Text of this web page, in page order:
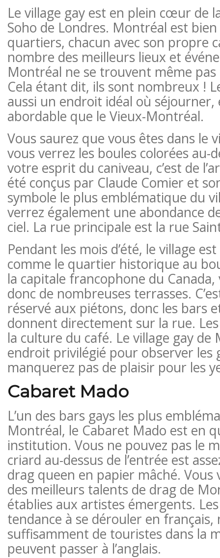
Le village gay est en plein cœur de
Soho de Londres. Montréal est
quartiers, chacun avec son propre
nombre des meilleurs lieux et
Montréal ne se trouvent même pas
Cela étant dit, ils sont nombreux !
aussi un endroit idéal où séjourner,
abordable que le Vieux-Montréal.
Vous saurez que vous êtes dans le
vous verrez les boules colorées au-
votre esprit du caniveau, c’est de
été conçus par Claude Comier et
symbole le plus emblématique du
verrez également une abondance
ciel. La rue principale est la rue
Pendant les mois d’été, le village
comme le quartier historique au
la capitale francophone du
donc de nombreuses terrasses.
réservé aux piétons, donc les bars
donnent directement sur la rue.
la culture du café. Le village gay
endroit privilégié pour observer les
manquerez pas de plaisir pour les
Cabaret Mado
L’un des bars gays les plus
Montréal, le Cabaret Mado est en
institution. Vous ne pouvez pas le
criard au-dessus de l’entrée est
drag queen en papier mâché. Vous
des meilleurs talents de drag de
établies aux artistes émergents.
tendance à se dérouler en français,
suffisamment de touristes dans la
peuvent passer à l’anglais.